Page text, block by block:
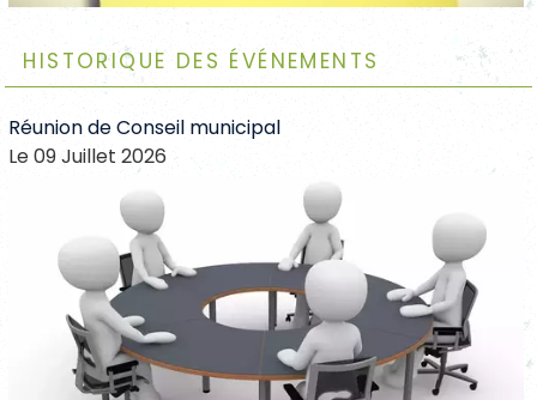
Historique des événements
Réunion de Conseil municipal
Le 09 Juillet 2026